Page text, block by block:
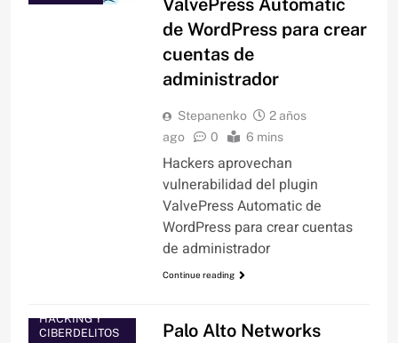
de WordPress para crear
cuentas de
administrador
Stepanenko
2 años
ago
0 6 mins
Hackers aprovechan
vulnerabilidad del plugin
ValvePress Automatic de
WordPress para crear cuentas
de administrador
Continue reading
HACKING Y
CIBERDELITOS
Palo Alto Networks